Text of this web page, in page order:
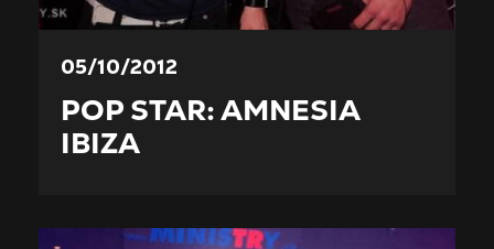
05/10/2012
POP STAR: AMNESIA
IBIZA